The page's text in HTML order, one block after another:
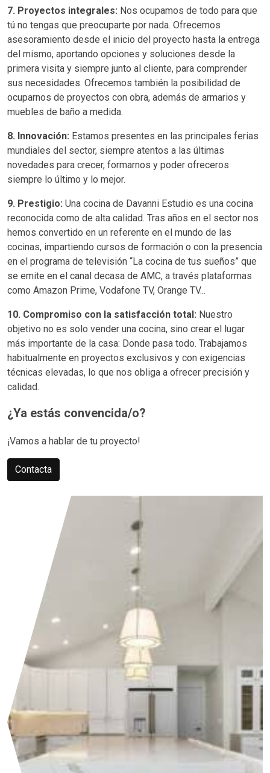
7. Proyectos integrales: Nos ocupamos de todo para que
tú no tengas que preocuparte por nada. Ofrecemos
asesoramiento desde el inicio del proyecto hasta la entrega
del mismo, aportando opciones y soluciones desde la
primera visita y siempre junto al cliente, para comprender
sus necesidades. Ofrecemos también la posibilidad de
ocuparnos de proyectos con obra, además de armarios y
muebles de baño a medida.
8. Innovación: Estamos presentes en las principales ferias
mundiales del sector, siempre atentos a las últimas
novedades para crecer, formarnos y poder ofreceros
siempre lo último y lo mejor.
9. Prestigio: Una cocina de Davanni Estudio es una cocina
reconocida como de alta calidad. Tras años en el sector nos
hemos convertido en un referente en el mundo de las
cocinas, impartiendo cursos de formación o con la presencia
en el programa de televisión “La cocina de tus sueños” que
se emite en el canal decasa de AMC, a través plataformas
como Amazon Prime, Vodafone TV, Orange TV...
10. Compromiso con la satisfacción total: Nuestro
objetivo no es solo vender una cocina, sino crear el lugar
más importante de la casa: Donde pasa todo. Trabajamos
habitualmente en proyectos exclusivos y con exigencias
técnicas elevadas, lo que nos obliga a ofrecer precisión y
calidad.
¿Ya estás convencida/o?
¡Vamos a hablar de tu proyecto!
Contacta